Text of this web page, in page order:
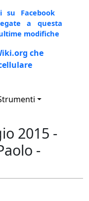
su Facebook
a questa
modifiche
che
2015 -
-